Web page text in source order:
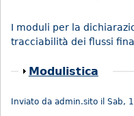
I moduli per la
tracciabilità dei flussi
Mostra
Modulistica
Inviato da admin.sito il Sab,